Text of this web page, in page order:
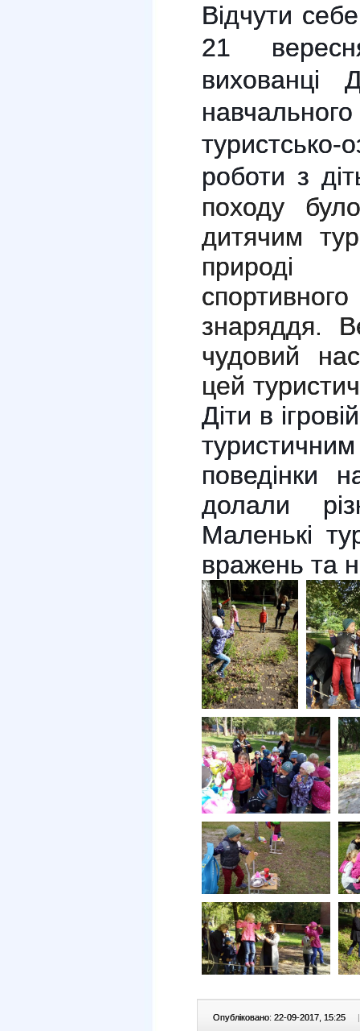
Відчути
21
туристсько-
роботи з
походу
дитячим
природі
знаряддя.
чудовий
цей
Діти в
поведінки
долали
Маленькі
вражень та
Опубліковано: 22-09-2017, 15:25 |